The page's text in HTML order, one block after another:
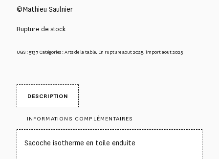
©Mathieu Saulnier
Rupture de stock
UGS : 5137 Catégories :Arts de la table, En rupture aout 2025, import aout 2025
DESCRIPTION
INFORMATIONS COMPLÉMENTAIRES
Sacoche isotherme en toile enduite